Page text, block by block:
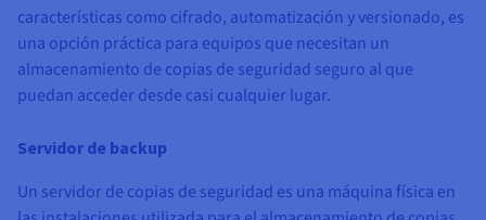
características como cifrado, automatización y versionado, es
una opción práctica para equipos que necesitan un
almacenamiento de copias de seguridad seguro al que
puedan acceder desde casi cualquier lugar.
Servidor de backup
Un servidor de copias de seguridad es una máquina física en